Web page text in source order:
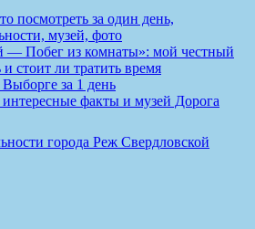
посмотреть за один день,
музей, фото
— Побег из комнаты»: мой честный
и стоит ли тратить время
за 1 день
факты и музей Дорога
города Реж Свердловской